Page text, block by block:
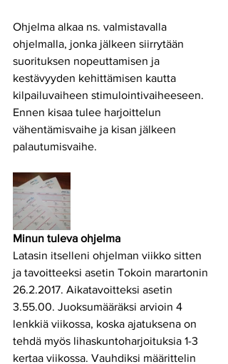
Ohjelma alkaa ns. valmistavalla
ohjelmalla, jonka jälkeen siirrytään
suorituksen nopeuttamisen ja
kestävyyden kehittämisen kautta
kilpailuvaiheen stimulointivaiheeseen.
Ennen kisaa tulee harjoittelun
vähentämisvaihe ja kisan jälkeen
palautumisvaihe.
Minun tuleva ohjelma
Latasin itselleni ohjelman viikko sitten
ja tavoitteeksi asetin Tokoin marartonin
26.2.2017. Aikatavoitteksi asetin
3.55.00. Juoksumääräksi arvioin 4
lenkkiä viikossa, koska ajatuksena on
tehdä myös lihaskuntoharjoituksia 1-3
kertaa viikossa. Vauhdiksi määrittelin